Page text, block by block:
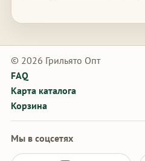
© 2026 Грильято Опт
FAQ
Карта каталога
Корзина
Мы в соцсетях